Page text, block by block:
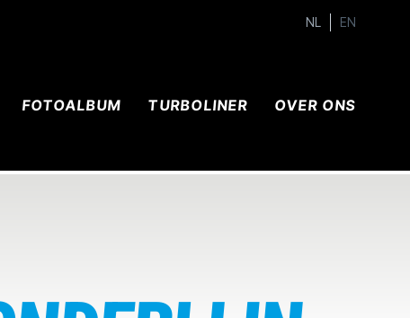
NL EN
FOTOALBUM TURBOLINER OVER ONS